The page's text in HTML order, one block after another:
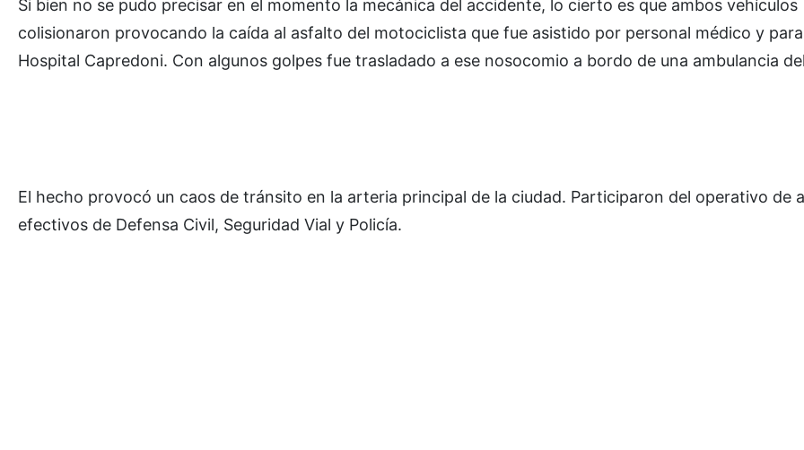
Si bien no se pudo precisar en el momento la mecánica del accidente, lo cierto es que ambos vehículos
colisionaron provocando la caída al asfalto del motociclista que fue asistido por personal médico y
Hospital Capredoni. Con algunos golpes fue trasladado a ese nosocomio a bordo de una ambulancia
El hecho provocó un caos de tránsito en la arteria principal de la ciudad. Participaron del operativo de
efectivos de Defensa Civil, Seguridad Vial y Policía.